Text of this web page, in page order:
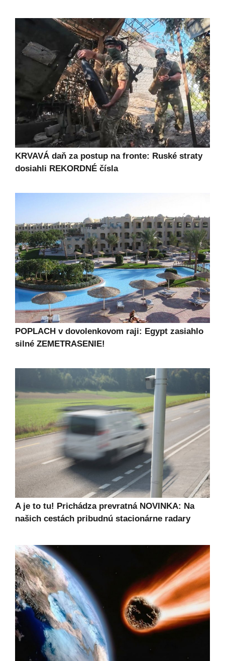
KRVAVÁ daň za postup na fronte: Ruské straty
dosiahli REKORDNÉ čísla
POPLACH v dovolenkovom raji: Egypt zasiahlo
silné ZEMETRASENIE!
A je to tu! Prichádza prevratná NOVINKA: Na
našich cestách pribudnú stacionárne radary